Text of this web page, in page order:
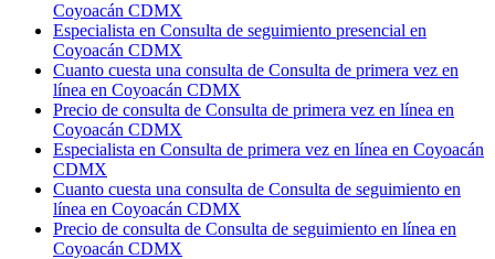
Coyoacán CDMX
Especialista en Consulta de seguimiento presencial en
Coyoacán CDMX
Cuanto cuesta una consulta de Consulta de primera vez en
línea en Coyoacán CDMX
Precio de consulta de Consulta de primera vez en línea en
Coyoacán CDMX
Especialista en Consulta de primera vez en línea en Coyoacán
CDMX
Cuanto cuesta una consulta de Consulta de seguimiento en
línea en Coyoacán CDMX
Precio de consulta de Consulta de seguimiento en línea en
Coyoacán CDMX